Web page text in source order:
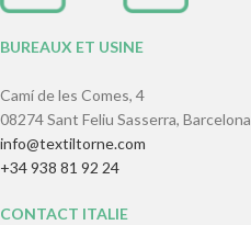
BUREAUX ET USINE
Camí de les Comes, 4
08274 Sant Feliu Sasserra, Barcelona
info@textiltorne.com
+34 938 81 92 24
CONTACT ITALIE